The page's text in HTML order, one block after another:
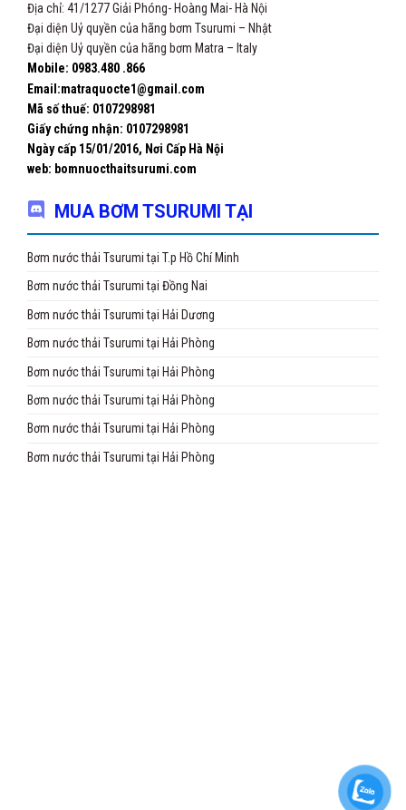
Địa chỉ: 41/1277 Giải Phóng- Hoàng Mai- Hà Nội
Đại diện Uỷ quyền của hãng bơm Tsurumi – Nhật
Đại diện Uỷ quyền của hãng bơm Matra – Italy
Mobile: 0983.480 .866
Email:matraquocte1@gmail.com
Mã số thuế: 0107298981
Giấy chứng nhận: 0107298981
Ngày cấp 15/01/2016, Nơi Cấp Hà Nội
web: bomnuocthaitsurumi.com
MUA BƠM TSURUMI TẠI
Bơm nước thải Tsurumi tại T.p Hồ Chí Minh
Bơm nước thải Tsurumi tại Đồng Nai
Bơm nước thải Tsurumi tại Hải Dương
Bơm nước thải Tsurumi tại Hải Phòng
Bơm nước thải Tsurumi tại Hải Phòng
Bơm nước thải Tsurumi tại Hải Phòng
Bơm nước thải Tsurumi tại Hải Phòng
Bơm nước thải Tsurumi tại Hải Phòng